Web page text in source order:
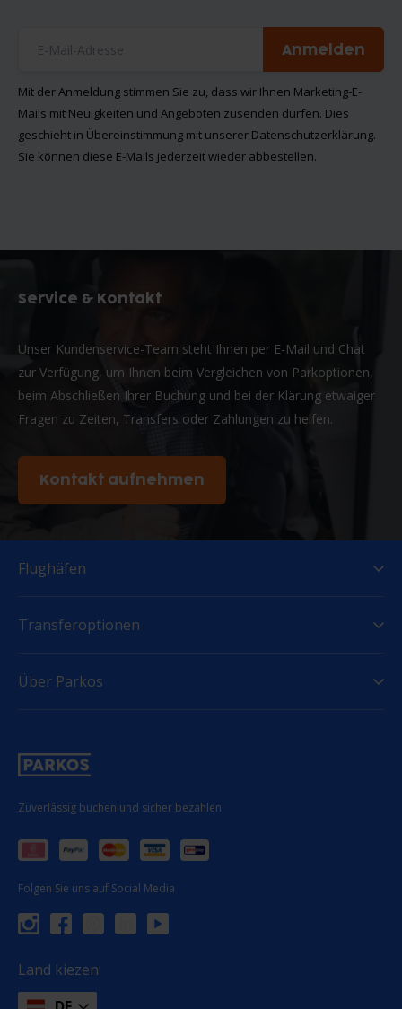
Anmelden
Mit der Anmeldung stimmen Sie zu, dass wir Ihnen Marketing-E-
Mails mit Neuigkeiten und Angeboten zusenden dürfen. Dies
geschieht in Übereinstimmung mit unserer Datenschutzerklärung.
Sie können diese E-Mails jederzeit wieder abbestellen.
Service & Kontakt
Unser Kundenservice-Team steht Ihnen per E-Mail und Chat
zur Verfügung, um Ihnen beim Vergleichen von Parkoptionen,
beim Abschließen Ihrer Buchung und bei der Klärung etwaiger
Fragen zu Zeiten, Transfers oder Zahlungen zu helfen.
Kontakt aufnehmen
Zuverlässig buchen und sicher bezahlen
Folgen Sie uns auf Social Media
Land kiezen:
Flughäfen
Transferoptionen
Über Parkos